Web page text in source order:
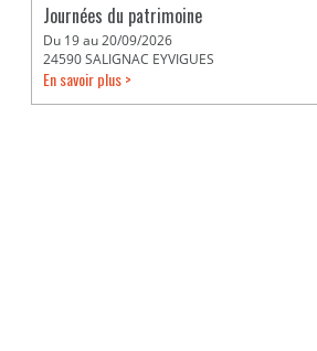
Journées du patrimoine
Du 19 au 20/09/2026
24590 SALIGNAC EYVIGUES
En savoir plus >